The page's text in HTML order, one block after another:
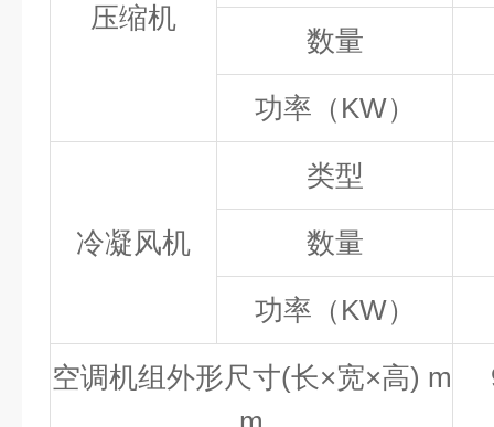
压缩机
数量
功率（KW）
冷凝风机
类型
数量
功率（KW）
空调机组外形尺寸(长×宽×高) m